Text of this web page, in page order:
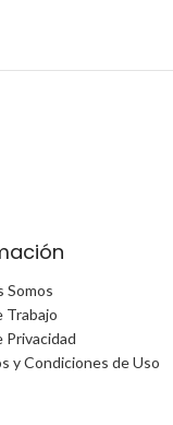
Somos
Trabajo
Privacidad
y Condiciones de Uso